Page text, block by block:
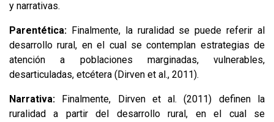
y narrativas.
Parentética: Finalmente, la ruralidad se puede referir al
desarrollo rural, en el cual se contemplan estrategias de
atención a poblaciones marginadas, vulnerables,
desarticuladas, etcétera (Dirven et al., 2011).
Narrativa: Finalmente, Dirven et al. (2011) definen la
ruralidad a partir del desarrollo rural, en el cual se